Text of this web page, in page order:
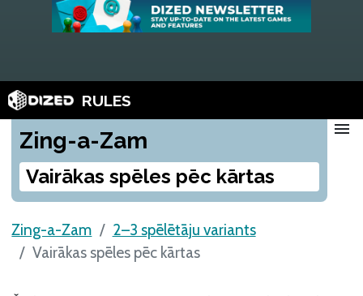
RULES
Zing-a-Zam
Vairākas spēles pēc kārtas
menu
Zing-a-Zam
2–3 spēlētāju variants
Vairākas spēles pēc kārtas